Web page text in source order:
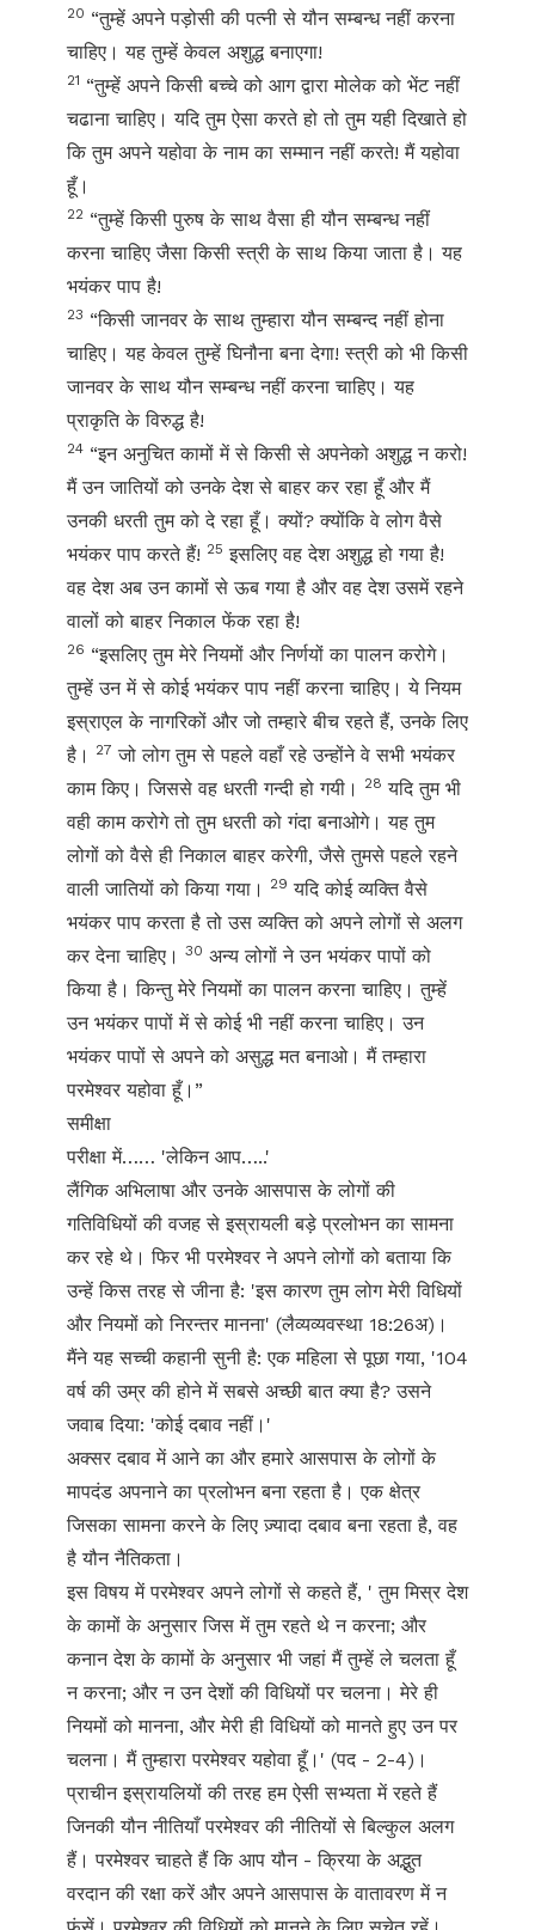
20 “तुम्हें अपने पड़ोसी की पत्नी से यौन सम्बन्ध नहीं करना
चाहिए। यह तुम्हें केवल अशुद्ध बनाएगा!
21 “तुम्हें अपने किसी बच्चे को आग द्वारा मोलेक को भेंट नहीं
चढाना चाहिए। यदि तुम ऐसा करते हो तो तुम यही दिखाते हो
कि तुम अपने यहोवा के नाम का सम्मान नहीं करते! मैं यहोवा
हूँ।
22 “तुम्हें किसी पुरुष के साथ वैसा ही यौन सम्बन्ध नहीं
करना चाहिए जैसा किसी स्त्री के साथ किया जाता है। यह
भयंकर पाप है!
23 “किसी जानवर के साथ तुम्हारा यौन सम्बन्द नहीं होना
चाहिए। यह केवल तुम्हें घिनौना बना देगा! स्त्री को भी किसी
जानवर के साथ यौन सम्बन्ध नहीं करना चाहिए। यह
प्राकृति के विरुद्ध है!
24 “इन अनुचित कामों में से किसी से अपनेको अशुद्ध न करो!
मैं उन जातियों को उनके देश से बाहर कर रहा हूँ और मैं
उनकी धरती तुम को दे रहा हूँ। क्यों? क्योंकि वे लोग वैसे
भयंकर पाप करते हैं! 25 इसलिए वह देश अशुद्ध हो गया है!
वह देश अब उन कामों से ऊब गया है और वह देश उसमें रहने
वालों को बाहर निकाल फेंक रहा है!
26 “इसलिए तुम मेरे नियमों और निर्णयों का पालन करोगे।
तुम्हें उन में से कोई भयंकर पाप नहीं करना चाहिए। ये नियम
इस्राएल के नागरिकों और जो तम्हारे बीच रहते हैं, उनके लिए
है।
27 जो लोग तुम से पहले वहाँ रहे उन्होंने वे सभी भयंकर
काम किए। जिससे वह धरती गन्दी हो गयी।
28 यदि तुम भी
वही काम करोगे तो तुम धरती को गंदा बनाओगे। यह तुम
लोगों को वैसे ही निकाल बाहर करेगी, जैसे तुमसे पहले रहने
वाली जातियों को किया गया।
29 यदि कोई व्यक्ति वैसे
भयंकर पाप करता है तो उस व्यक्ति को अपने लोगों से अलग
कर देना चाहिए।
30 अन्य लोगों ने उन भयंकर पापों को
किया है। किन्तु मेरे नियमों का पालन करना चाहिए। तुम्हें
उन भयंकर पापों में से कोई भी नहीं करना चाहिए। उन
भयंकर पापों से अपने को असुद्ध मत बनाओ। मैं तम्हारा
परमेश्वर यहोवा हूँ।”
समीक्षा
परीक्षा में…… 'लेकिन आप…..'
लैंगिक अभिलाषा और उनके आसपास के लोगों की
गतिविधियों की वजह से इस्रायली बड़े प्रलोभन का सामना
कर रहे थे। फिर भी परमेश्वर ने अपने लोगों को बताया कि
उन्हें किस तरह से जीना है: 'इस कारण तुम लोग मेरी विधियों
और नियमों को निरन्तर मानना' (लैव्यव्यवस्था 18:26अ)।
मैंने यह सच्ची कहानी सुनी है: एक महिला से पूछा गया, '104
वर्ष की उम्र की होने में सबसे अच्छी बात क्या है? उसने
जवाब दिया: 'कोई दबाव नहीं।'
अक्सर दबाव में आने का और हमारे आसपास के लोगों के
मापदंड अपनाने का प्रलोभन बना रहता है। एक क्षेत्र
जिसका सामना करने के लिए ज़्यादा दबाव बना रहता है, वह
है यौन नैतिकता।
इस विषय में परमेश्वर अपने लोगों से कहते हैं, ' तुम मिस्र देश
के कामों के अनुसार जिस में तुम रहते थे न करना; और
कनान देश के कामों के अनुसार भी जहां मैं तुम्हें ले चलता हूँ
न करना; और न उन देशों की विधियों पर चलना। मेरे ही
नियमों को मानना, और मेरी ही विधियों को मानते हुए उन पर
चलना। मैं तुम्हारा परमेश्वर यहोवा हूँ।' (पद - 2-4)।
प्राचीन इस्रायलियों की तरह हम ऐसी सभ्यता में रहते हैं
जिनकी यौन नीतियाँ परमेश्वर की नीतियों से बिल्कुल अलग
हैं। परमेश्वर चाहते हैं कि आप यौन - क्रिया के अद्भुत
वरदान की रक्षा करें और अपने आसपास के वातावरण में न